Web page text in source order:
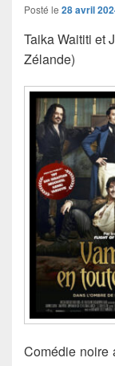
Posté le 28 avril
Taika Waititi et
Zélande)
Comédie noire